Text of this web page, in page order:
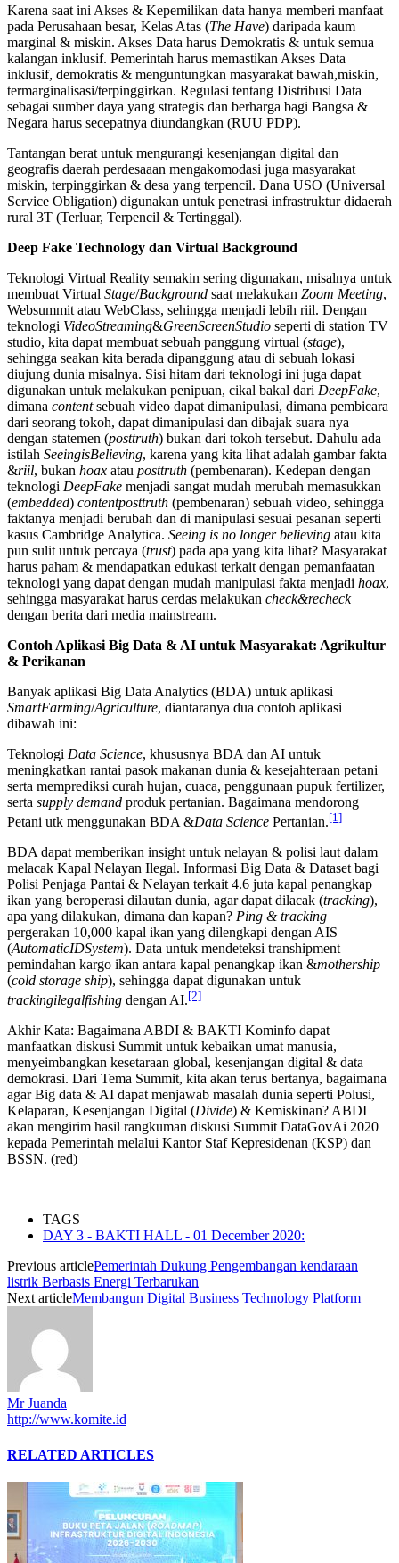
Karena saat ini Akses & Kepemilikan data hanya memberi manfaat
pada Perusahaan besar, Kelas Atas (The Have) daripada kaum
marginal & miskin. Akses Data harus Demokratis & untuk semua
kalangan inklusif. Pemerintah harus memastikan Akses Data
inklusif, demokratis & menguntungkan masyarakat bawah,miskin,
termarginalisasi/terpinggirkan. Regulasi tentang Distribusi Data
sebagai sumber daya yang strategis dan berharga bagi Bangsa &
Negara harus secepatnya diundangkan (RUU PDP).
Tantangan berat untuk mengurangi kesenjangan digital dan
geografis daerah perdesaaan mengakomodasi juga masyarakat
miskin, terpinggirkan & desa yang terpencil. Dana USO (Universal
Service Obligation) digunakan untuk penetrasi infrastruktur didaerah
rural 3T (Terluar, Terpencil & Tertinggal).
Deep Fake Technology dan Virtual Background
Teknologi Virtual Reality semakin sering digunakan, misalnya untuk
membuat Virtual Stage/Background saat melakukan Zoom Meeting,
Websummit atau WebClass, sehingga menjadi lebih riil. Dengan
teknologi VideoStreaming&GreenScreenStudio seperti di station TV
studio, kita dapat membuat sebuah panggung virtual (stage),
sehingga seakan kita berada dipanggung atau di sebuah lokasi
diujung dunia misalnya. Sisi hitam dari teknologi ini juga dapat
digunakan untuk melakukan penipuan, cikal bakal dari DeepFake,
dimana contentsebuah video dapat dimanipulasi, dimana pembicara
dari seorang tokoh, dapat dimanipulasi dan dibajak suara nya
dengan statemen (posttruth) bukan dari tokoh tersebut. Dahulu ada
istilah SeeingisBelieving, karena yang kita lihat adalah gambar fakta
&riil, bukan hoax atau posttruth (pembenaran). Kedepan dengan
teknologi DeepFake menjadi sangat mudah merubah memasukkan
(embedded) contentposttruth (pembenaran) sebuah video, sehingga
faktanya menjadi berubah dan di manipulasi sesuai pesanan seperti
kasus Cambridge Analytica. Seeing is no longer believing atau kita
pun sulit untuk percaya (trust) pada apa yang kita lihat? Masyarakat
harus paham & mendapatkan edukasi terkait dengan pemanfaatan
teknologi yang dapat dengan mudah manipulasi fakta menjadi hoax,
sehingga masyarakat harus cerdas melakukan check&recheck
dengan berita dari media mainstream.
Contoh Aplikasi Big Data & AI untuk Masyarakat: Agrikultur
& Perikanan
Banyak aplikasi Big Data Analytics (BDA) untuk aplikasi
SmartFarming/Agriculture, diantaranya dua contoh aplikasi
dibawah ini:
Teknologi Data Science, khususnya BDA dan AI untuk
meningkatkan rantai pasok makanan dunia & kesejahteraan petani
serta memprediksi curah hujan, cuaca, penggunaan pupuk fertilizer,
serta supply demand produk pertanian. Bagaimana mendorong
Petani utk menggunakan BDA &Data Science Pertanian.[1]
BDA dapat memberikan insight untuk nelayan & polisi laut dalam
melacak Kapal Nelayan Ilegal. Informasi Big Data & Dataset bagi
Polisi Penjaga Pantai & Nelayan terkait 4.6 juta kapal penangkap
ikan yang beroperasi dilautan dunia, agar dapat dilacak (tracking),
apa yang dilakukan, dimana dan kapan? Ping & tracking
pergerakan 10,000 kapal ikan yang dilengkapi dengan AIS
(AutomaticIDSystem). Data untuk mendeteksi transhipment
pemindahan kargo ikan antara kapal penangkap ikan &mothership
(cold storage ship), sehingga dapat digunakan untuk
trackingilegalfishing dengan AI.[2]
Akhir Kata: Bagaimana ABDI & BAKTI Kominfo dapat
manfaatkan diskusi Summit untuk kebaikan umat manusia,
menyeimbangkan kesetaraan global, kesenjangan digital & data
demokrasi. Dari Tema Summit, kita akan terus bertanya, bagaimana
agar Big data & AI dapat menjawab masalah dunia seperti Polusi,
Kelaparan, Kesenjangan Digital (Divide) & Kemiskinan? ABDI
akan mengirim hasil rangkuman diskusi Summit DataGovAi 2020
kepada Pemerintah melalui Kantor Staf Kepresidenan (KSP) dan
BSSN. (red)
TAGS
DAY 3 - BAKTI HALL - 01 December 2020:
Previous articlePemerintah Dukung Pengembangan kendaraan
listrik Berbasis Energi Terbarukan
Next articleMembangun Digital Business Technology Platform
Mr Juanda
http://www.komite.id
RELATED ARTICLES